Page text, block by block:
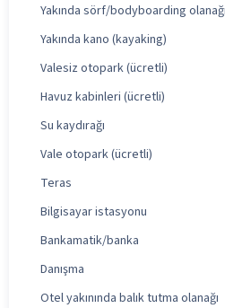
Yakında sörf/bodyboarding olanağı
Yakında kano (kayaking)
Valesiz otopark (ücretli)
Havuz kabinleri (ücretli)
Su kaydırağı
Vale otopark (ücretli)
Teras
Bilgisayar istasyonu
Bankamatik/banka
Danışma
Otel yakınında balık tutma olanağı